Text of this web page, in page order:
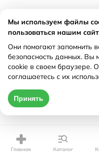
Главная Каталог
Мы используем файлы
пользоваться нашим
Они помогают запомнить
безопасность данных. Вы
cookie в своем браузере.
соглашаетесь с их
Принять